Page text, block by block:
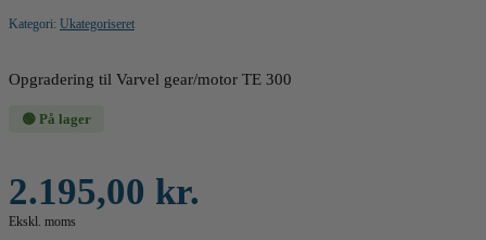
Kategori: Ukategoriseret
Opgradering til Varvel gear/motor TE 300
🟢 På lager
2.195,00 kr.
Ekskl. moms